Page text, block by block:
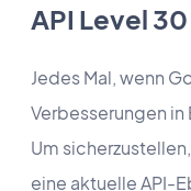
API Level 30
Jedes Mal, wenn
Verbesserungen
Um
eine aktuelle API-